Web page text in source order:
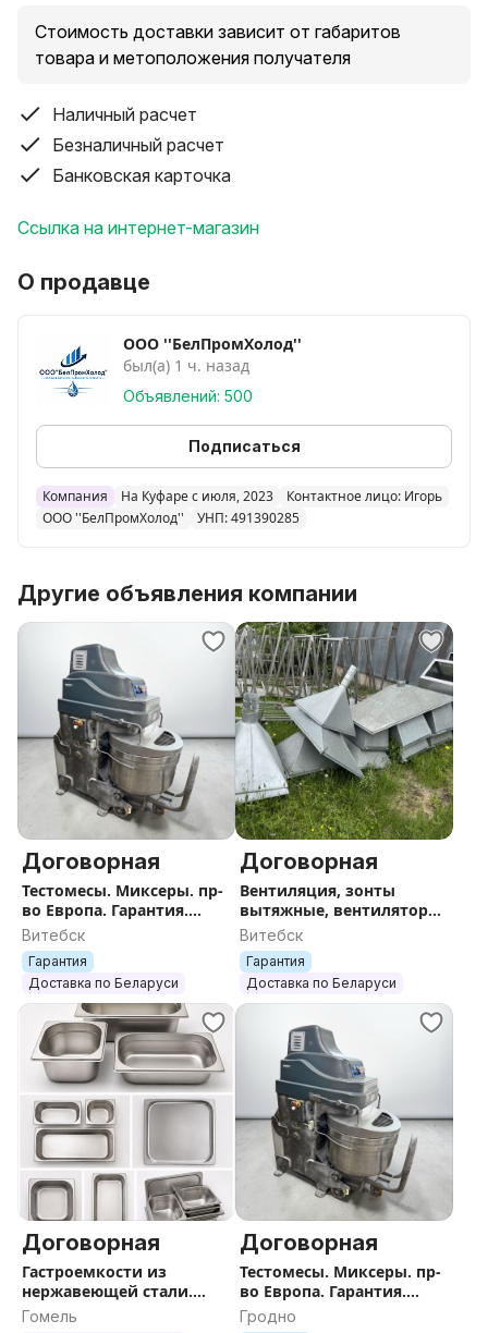
Ширина пленки 510 мм
Напряжение 220 В
Ширина 520 мм
Глубина 600 мм
Высота 130 мм
Родина бренда Ю. Корея
предприятиях пищевой промышленности,
общественного питания и торговли для упаковки
продуктов питания в пищевую пленку для
увеличения их срока хранения.
Особенности:
Предохранитель на 2 А
Низкое энергопотребление
Длина ножа: 450 мм
Ширина, мм607
Глубина, мм503
Высота, мм133
Объем. м30.04061
Вес (без упаковки), кг7.5
Напряжение, В220
Мощность мах, кВт0.38
Родина бренда Китай
Цена 150 руб
Стоимость доставки зависит от габаритов
товара и метоположения получателя
Наличный расчет
Безналичный расчет
Банковская карточка
Ссылка на интернет-магазин
О продавце
ООО ''БелПромХолод''
был(а) 1 ч. назад
Объявлений: 500
Подписаться
Компания На Куфаре с июля, 2023
Контактное лицо: Игорь
ООО ''БелПромХолод''
УНП: 491390285
Другие объявления компании
Договорная
Тестомесы. Миксеры. пр-
во Европа. Гарантия.
Доставка.
Витебск
Гарантия
Доставка по Беларуси
Договорная
Вентиляция, зонты
вытяжные, вентиляторы.
Доставка.
Витебск
Гарантия
Доставка по Беларуси
Договорная
Гастроемкости из
нержавеющей стали.
Доставка.
Гомель
Договорная
Тестомесы. Миксеры. пр-
во Европа. Гарантия.
Доставка.
Гродно